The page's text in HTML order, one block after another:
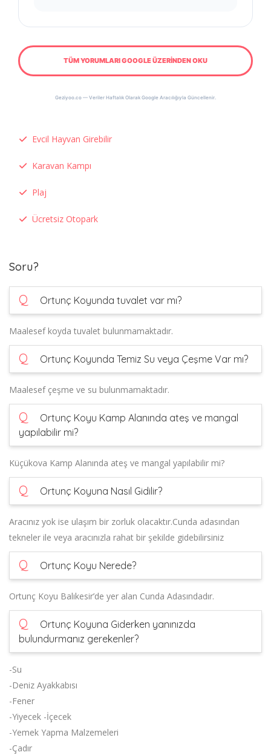
TÜM YORUMLARI GOOGLE ÜZERİNDEN OKU
Geziyoo.co — Veriler Haftalık Olarak Google Aracılığıyla Güncellenir.
Evcil Hayvan Girebilir
Karavan Kampı
Plaj
Ücretsiz Otopark
Soru?
Q Ortunç Koyunda tuvalet var mı?
Maalesef koyda tuvalet bulunmamaktadır.
Q Ortunç Koyunda Temiz Su veya Çeşme Var mı?
Maalesef çeşme ve su bulunmamaktadır.
Q
Ortunç Koyu Kamp Alanında ateş ve mangal
yapılabilir mi?
Küçükova Kamp Alanında ateş ve mangal yapılabilir mi?
Q Ortunç Koyuna Nasıl Gidilir?
Aracınız yok ise ulaşım bir zorluk olacaktır.Cunda adasından
tekneler ile veya aracınızla rahat bir şekilde gidebilirsiniz
Q Ortunç Koyu Nerede?
Ortunç Koyu Balıkesir’de yer alan Cunda Adasındadır.
Q
Ortunç Koyuna Giderken yanınızda
bulundurmanız gerekenler?
-Su
-Deniz Ayakkabısı
-Fener
-Yiyecek -İçecek
-Yemek Yapma Malzemeleri
-Çadır